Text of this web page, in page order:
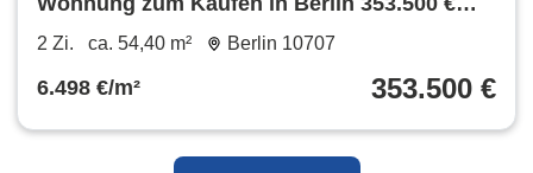
54.4 m²
2 Zi. ca. 54,40 m² Berlin 10707
6.498 €/m² 353.500 €